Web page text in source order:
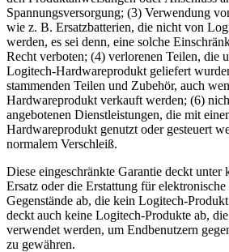
Spannungsversorgung; (3) Verwendung
wie z. B. Ersatzbatterien, die nicht von
werden, es sei denn, eine solche
Recht verboten; (4) verlorenen Teilen, die
Logitech-Hardwareprodukt geliefert
stammenden Teilen und Zubehör, auch
Hardwareprodukt verkauft werden; (6)
angebotenen Dienstleistungen, die mit
Hardwareprodukt genutzt oder gesteuert
normalem Verschleiß.
Diese eingeschränkte Garantie deckt unter
Ersatz oder die Erstattung für
Gegenstände ab, die kein Logitech-
deckt auch keine Logitech-Produkte ab,
verwendet werden, um Endbenutzern
zu gewähren.